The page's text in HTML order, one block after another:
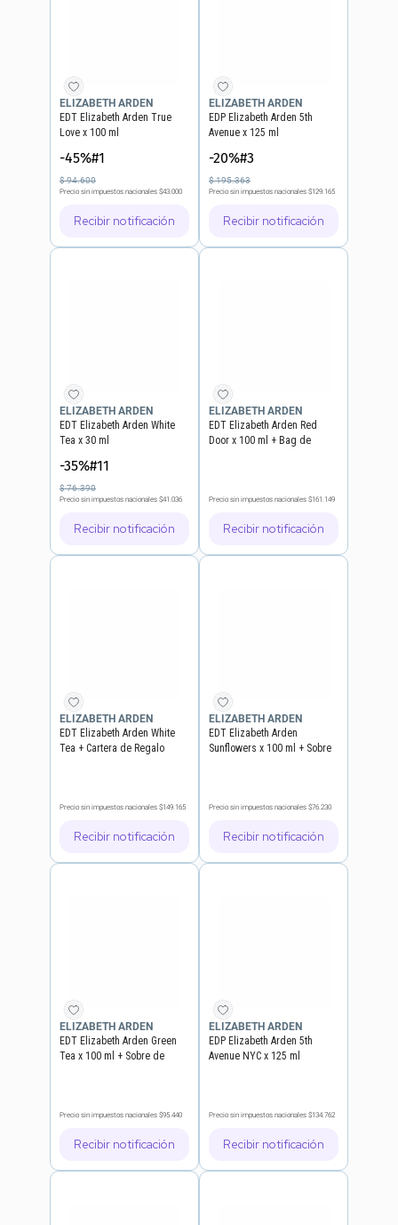
ELIZABETH ARDEN
EDT Elizabeth Arden True
Love x 100 ml
-45%#1
$94.600
Precio sin impuestos nacionales $43.000
Recibir notificación
ELIZABETH ARDEN
EDP Elizabeth Arden 5th
Avenue x 125 ml
-20%#3
$195.363
Precio sin impuestos nacionales $129.165
Recibir notificación
ELIZABETH ARDEN
EDT Elizabeth Arden White
Tea x 30 ml
-35%#11
$76.390
Precio sin impuestos nacionales $41.036
Recibir notificación
ELIZABETH ARDEN
EDT Elizabeth Arden Red
Door x 100 ml + Bag de
Precio sin impuestos nacionales $161.149
Recibir notificación
ELIZABETH ARDEN
EDT Elizabeth Arden White
Tea + Cartera de Regalo
Precio sin impuestos nacionales $149.165
Recibir notificación
ELIZABETH ARDEN
EDT Elizabeth Arden
Sunflowers x 100 ml + Sobre
Precio sin impuestos nacionales $76.230
Recibir notificación
ELIZABETH ARDEN
EDT Elizabeth Arden Green
Tea x 100 ml + Sobre de
Precio sin impuestos nacionales $95.440
Recibir notificación
ELIZABETH ARDEN
EDP Elizabeth Arden 5th
Avenue NYC x 125 ml
Precio sin impuestos nacionales $134.762
Recibir notificación